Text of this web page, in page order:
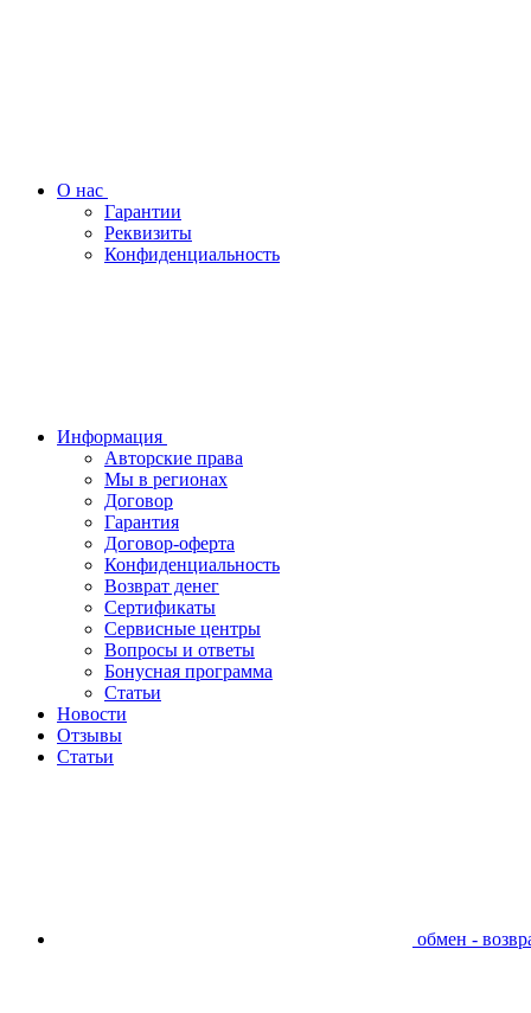
О нас
Гарантии
Реквизиты
Конфиденциальность
Информация
Авторские права
Мы в регионах
Договор
Гарантия
Договор-оферта
Конфиденциальность
Возврат денег
Сертификаты
Сервисные центры
Вопросы и ответы
Бонусная программа
Статьи
Новости
Отзывы
Статьи
обмен -